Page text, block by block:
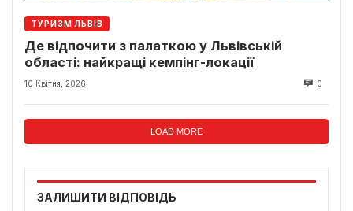
ТУРИЗМ ЛЬВІВ
Де відпочити з палаткою у Львівській
області: найкращі кемпінг-локації
10 Квітня, 2026 0
LOAD MORE
ЗАЛИШИТИ ВІДПОВІДЬ